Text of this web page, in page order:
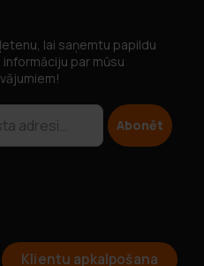
lai saņemtu papildu
par mūsu
Abonēt
Klientu apkalpošana